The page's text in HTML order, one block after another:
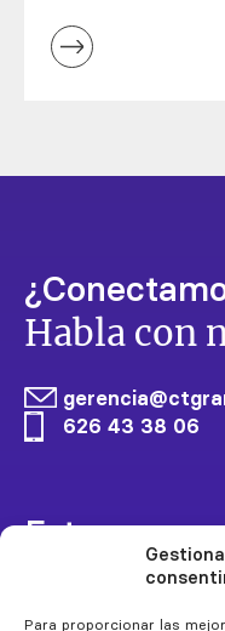
Para proporcionar las
Habla con
626 43 38 06
Estamos
conectados